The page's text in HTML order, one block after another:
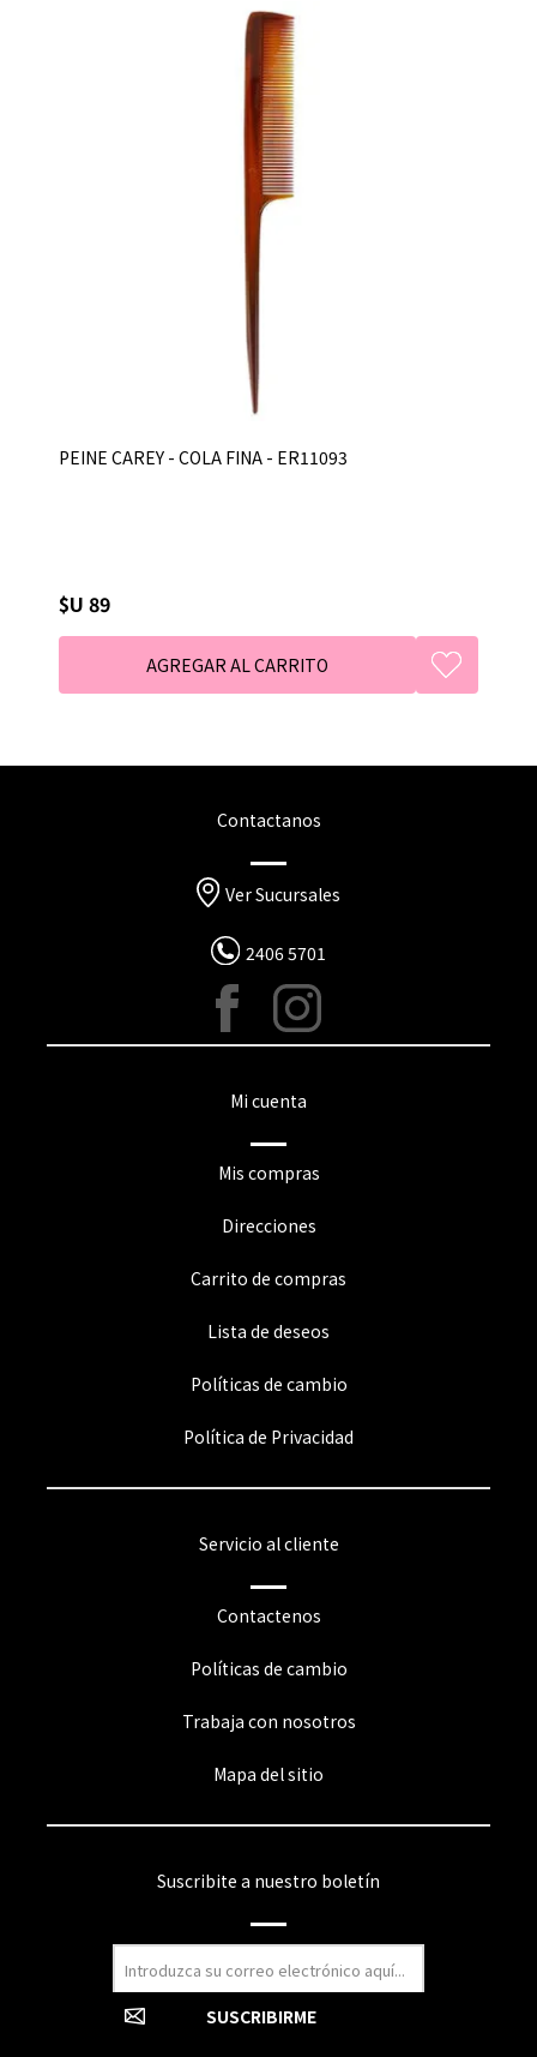
PEINE CAREY - COLA FINA - ER11093
$U 89
Contactanos
Ver Sucursales
2406 5701
Mi cuenta
Mis compras
Direcciones
Carrito de compras
Lista de deseos
Políticas de cambio
Política de Privacidad
Servicio al cliente
Contactenos
Políticas de cambio
Trabaja con nosotros
Mapa del sitio
Suscribite a nuestro boletín